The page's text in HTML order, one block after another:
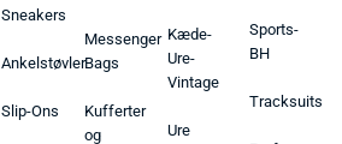
Sneakers
Ankelstøvler
Slip-Ons
Messenger
Bags
Kufferter
og
Kæde-
Ure-
Vintage
Ure
Sports-
BH
Tracksuits